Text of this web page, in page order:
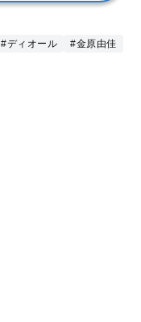
#ディオール
#金原由佳